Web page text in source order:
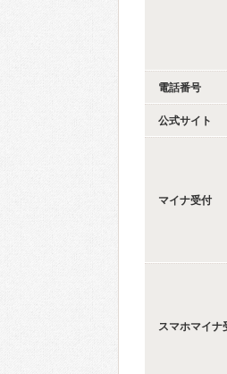
電話番号
公式サイト
マイナ受付
スマホマイナ